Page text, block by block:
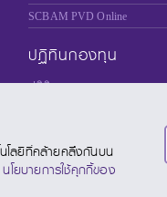
SCBAM PVD Online
ปฏิทินกองทุน
ปฏิทินการลงทุน
โลยีที่คล้ายคลึงกันบน
นโยบายการใช้คุกกี้ของ